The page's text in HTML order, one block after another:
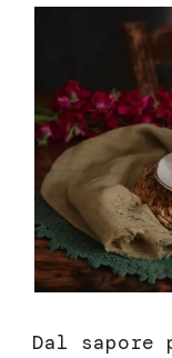
Dal sapore